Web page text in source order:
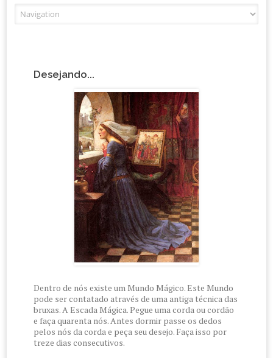
Desejando...
Dentro de nós existe um Mundo Mágico. Este Mundo
pode ser contatado através de uma antiga técnica das
bruxas. A Escada Mágica. Pegue uma corda ou cordão
e faça quarenta nós. Antes dormir passe os dedos
pelos nós da corda e peça seu desejo. Faça isso por
treze dias consecutivos.